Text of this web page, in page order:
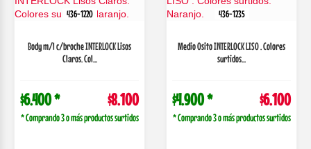
436-1220
Body m/l c/broche INTERLOCK Lisos
Claros. Col...
$6.400 * $8.100
* Comprando 3 o más productos surtidos
436-1235
Medio Osito INTERLOCK LISO . Colores
surtidos...
$4.900 * $6.100
* Comprando 3 o más productos surtidos